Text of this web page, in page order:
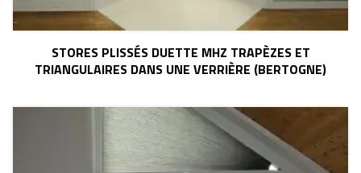
STORES PLISSÉS DUETTE MHZ TRAPÈZES ET
TRIANGULAIRES DANS UNE VERRIÈRE (BERTOGNE)